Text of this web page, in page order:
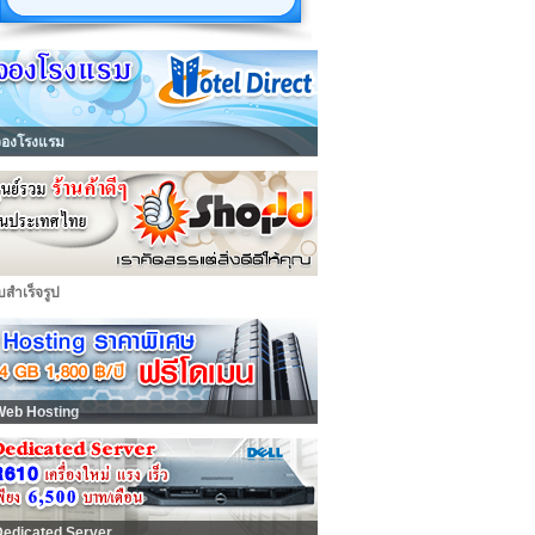
งโรงแรม
สำเร็จรูป
Hosting